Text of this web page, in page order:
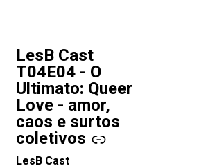
LesB Cast
T04E04 - O
Ultimato: Queer
Love - amor,
caos e surtos
coletivos
-
LesB Cast